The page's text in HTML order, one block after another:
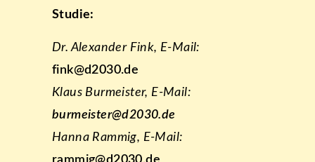
Studie:
Dr. Alexander Fink, E-Mail:
fink@d2030.de
Klaus Burmeister, E-Mail:
burmeister@d2030.de
Hanna Rammig, E-Mail: